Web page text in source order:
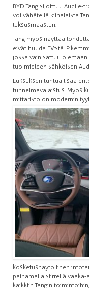
BYD Tang sijoittuu Audi e-
voi vähätellä kiinalaista
luksusmaasturi.
Tang myös näyttää
eivät huuda EV:stä.
jossa vain sattuu olemaan
tuo mieleen sähköisen Audi
Luksuksen tuntua lisää
tunnelmavalaistus. Myös
mittaristo on modernin
kosketusnäytöllinen
painamalla siirrellä
kaikkiin Tangin